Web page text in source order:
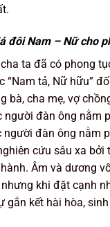
đôi Nam – Nữ cho
ta đã có phong
“Nam tả, Nữ hữu”
bà, cha mẹ, vợ
người đàn ông nằm
đàn ông nằm
cứu sâu xa bởi
Âm và dương
khi đặt cạnh
gắn kết hài hòa,